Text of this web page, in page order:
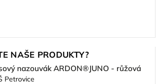
NAŠE PRODUKTY?
nazouvák ARDON®JUNO - růžová
Petrovice